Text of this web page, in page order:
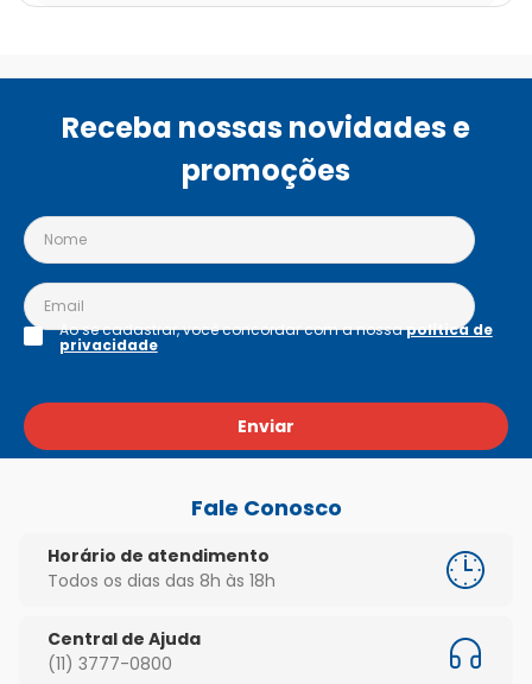
Receba nossas novidades e
promoções
Enviar
Ao se cadastrar, você concordar com a nossapolítica de
privacidade
Fale Conosco
Horário de atendimento
Todos os dias das 8h às 18h
Central de Ajuda
(11) 3777-0800